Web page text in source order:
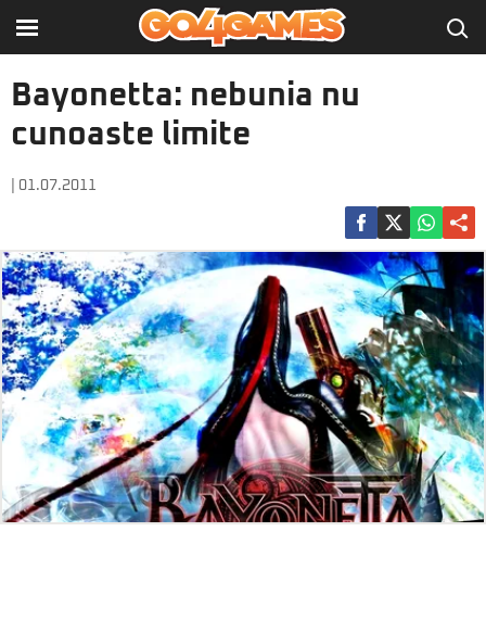
Bayonetta: nebunia nu
cunoaste limite
| 01.07.2011